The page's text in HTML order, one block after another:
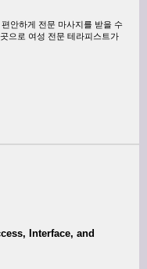
안하게 전문 마사지를 받을 수
으로 여성 전문 테라피스트가
Interface, and